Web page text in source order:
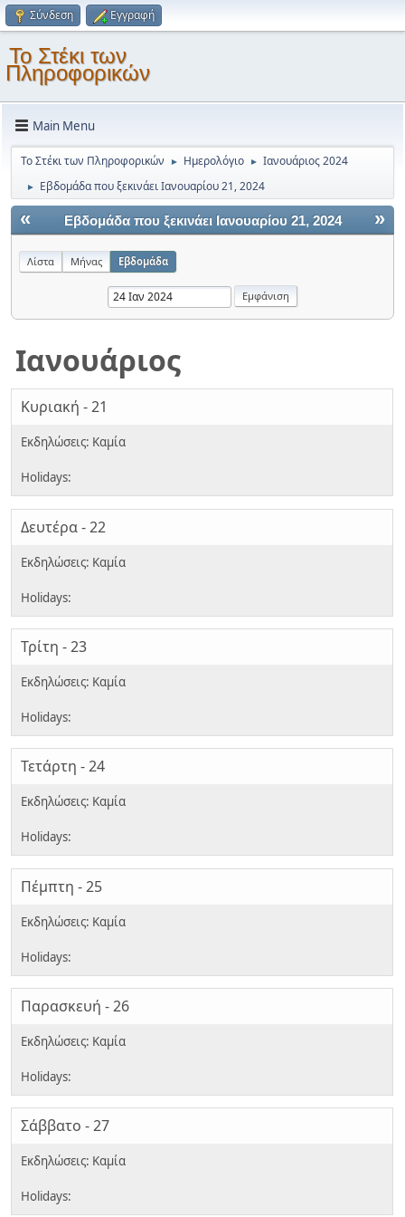
Σύνδεση Εγγραφή
Το Στέκι των
Πληροφορικών
Main Menu
Το Στέκι των Πληροφορικών ► Ημερολόγιο ► Ιανουάριος 2024
► Εβδομάδα που ξεκινάει Ιανουαρίου 21, 2024
« »
Εβδομάδα που ξεκινάει Ιανουαρίου 21, 2024
Λίστα Μήνας Εβδομάδα
Ιανουάριος
Κυριακή - 21
Δευτέρα - 22
Τρίτη - 23
Τετάρτη - 24
Πέμπτη - 25
Παρασκευή - 26
Σάββατο - 27